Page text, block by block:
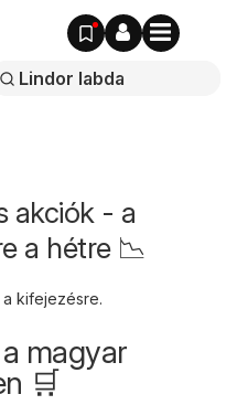
akciók - a
a hétre 📉
kifejezésre.
magyar
🛒